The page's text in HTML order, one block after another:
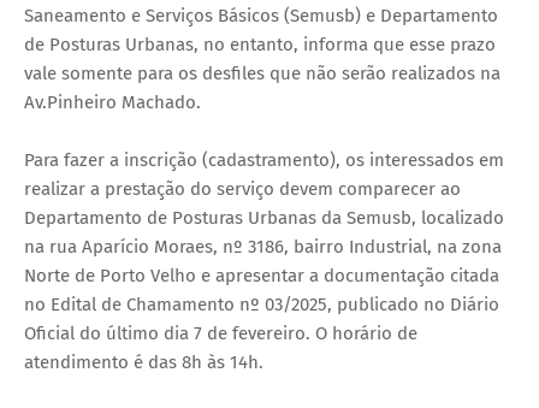
Saneamento e Serviços Básicos (Semusb) e Departamento
de Posturas Urbanas, no entanto, informa que esse prazo
vale somente para os desfiles que não serão realizados na
Av.Pinheiro Machado.
Para fazer a inscrição (cadastramento), os interessados em
realizar a prestação do serviço devem comparecer ao
Departamento de Posturas Urbanas da Semusb, localizado
na rua Aparício Moraes, nº 3186, bairro Industrial, na zona
Norte de Porto Velho e apresentar a documentação citada
no Edital de Chamamento nº 03/2025, publicado no Diário
Oficial do último dia 7 de fevereiro. O horário de
atendimento é das 8h às 14h.